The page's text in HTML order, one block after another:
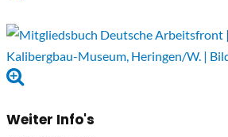
Weiter Info's